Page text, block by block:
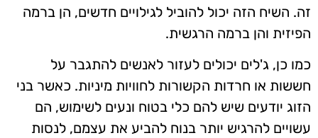
זה. השיח הזה יכול להוביל לגילויים חדשים, הן ברמה
הפיזית והן ברמה הרגשית.
כמו כן, ג'לים יכולים לעזור לאנשים להתגבר על
חששות או חרדות הקשורות לחוויות מיניות. כאשר בני
הזוג יודעים שיש להם כלי בטוח ונעים לשימוש, הם
עשויים להרגיש יותר בנוח להביע את עצמם, לנסות